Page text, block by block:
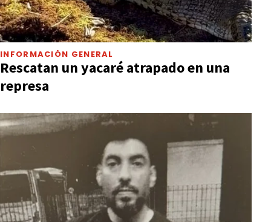
INFORMACIÓN GENERAL
Rescatan un yacaré atrapado en una
represa